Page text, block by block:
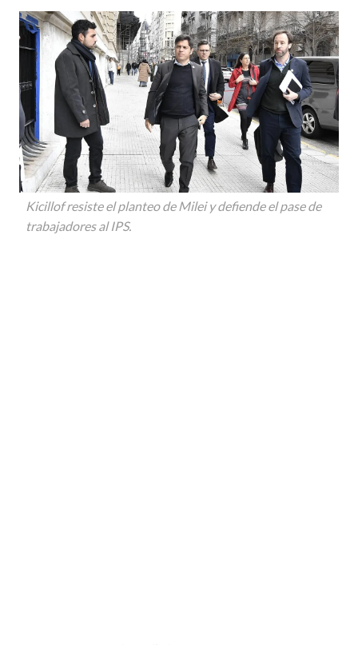
Kicillof resiste el planteo de Milei y defiende el pase de
trabajadores al IPS.